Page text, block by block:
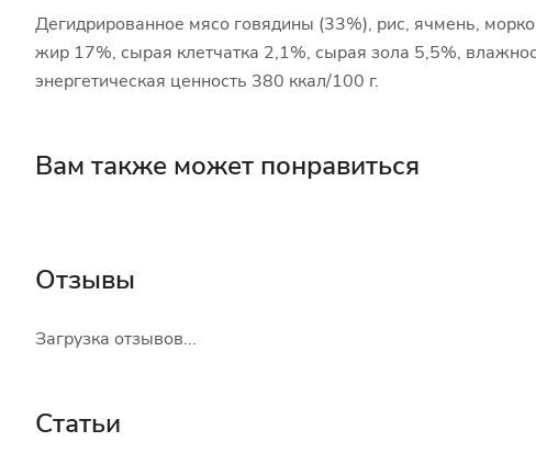
Дегидрированное мясо говядины (33%), рис, ячмень,
жир 17%, сырая клетчатка 2,1%, сырая зола 5,5%,
энергетическая ценность 380 ккал/100 г.
Вам также может понравиться
Отзывы
Загрузка отзывов...
Статьи